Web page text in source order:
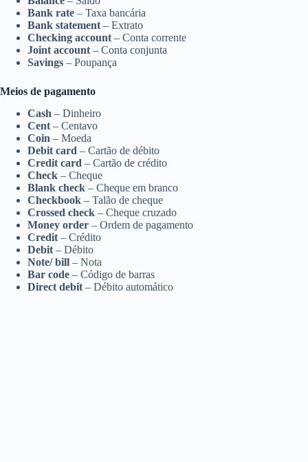
Bank rate – Taxa bancária
Bank statement – Extrato
Checking account – Conta corrente
Joint account – Conta conjunta
Savings – Poupança
Meios de pagamento
Cash – Dinheiro
Cent – Centavo
Coin – Moeda
Debit card – Cartão de débito
Credit card – Cartão de crédito
Check – Cheque
Blank check – Cheque em branco
Checkbook – Talão de cheque
Crossed check – Cheque cruzado
Money order – Ordem de pagamento
Credit – Crédito
Debit – Débito
Note/ bill – Nota
Bar code – Código de barras
Direct debit – Débito automático